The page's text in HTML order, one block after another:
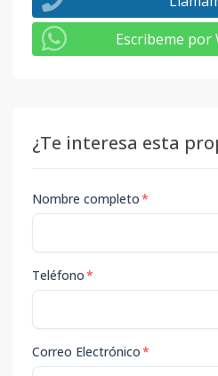
Escribeme por
¿Te interesa esta
Nombre completo*
Teléfono*
Correo Electrónico*